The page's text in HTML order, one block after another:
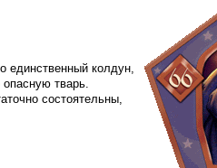
единственный колдун,
тварь.
состоятельны,